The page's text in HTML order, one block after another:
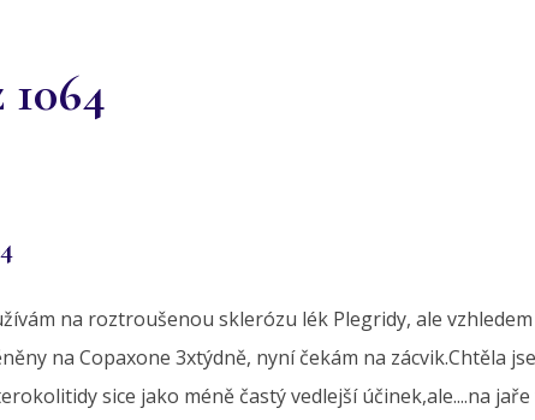
na roztroušenou sklerózu lék Plegridy, ale
na Copaxone 3xtýdně, nyní čekám na zácvik.Chtěla
sice jako méně častý vedlejší účinek,ale....na